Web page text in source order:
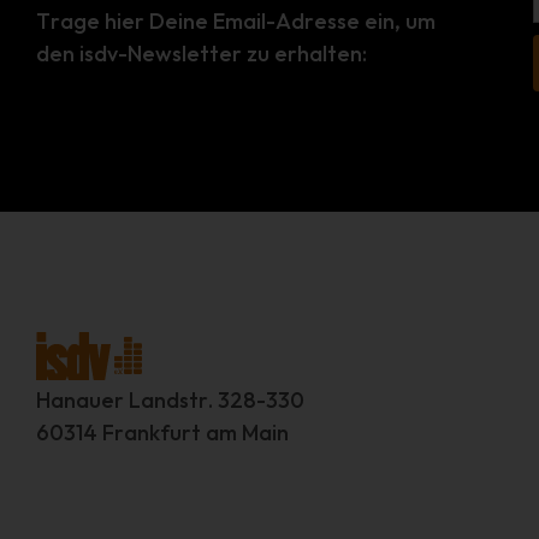
Trage hier Deine Email-Adresse ein, um
den isdv-Newsletter zu erhalten:
Hanauer Landstr. 328-330
60314 Frankfurt am Main